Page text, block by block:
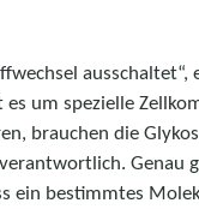
ausschaltet“,
um spezielle
brauchen die
Genau
ein bestimmtes